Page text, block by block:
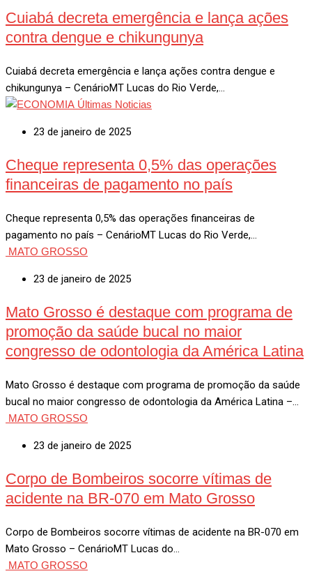
Cuiabá decreta emergência e lança ações
contra dengue e chikungunya
Cuiabá decreta emergência e lança ações contra dengue e
chikungunya – CenárioMT Lucas do Rio Verde,…
Últimas Noticias
23 de janeiro de 2025
Cheque representa 0,5% das operações
financeiras de pagamento no país
Cheque representa 0,5% das operações financeiras de
pagamento no país – CenárioMT Lucas do Rio Verde,…
MATO GROSSO
23 de janeiro de 2025
Mato Grosso é destaque com programa de
promoção da saúde bucal no maior
congresso de odontologia da América Latina
Mato Grosso é destaque com programa de promoção da saúde
bucal no maior congresso de odontologia da América Latina –…
MATO GROSSO
23 de janeiro de 2025
Corpo de Bombeiros socorre vítimas de
acidente na BR-070 em Mato Grosso
Corpo de Bombeiros socorre vítimas de acidente na BR-070 em
Mato Grosso – CenárioMT Lucas do…
MATO GROSSO